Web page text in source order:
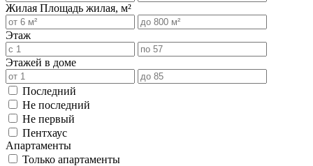
Жилая Площадь жилая, м²
Этаж
Этажей в доме
Последний
Не последний
Не первый
Пентхаус
Апартаменты
Только апартаменты